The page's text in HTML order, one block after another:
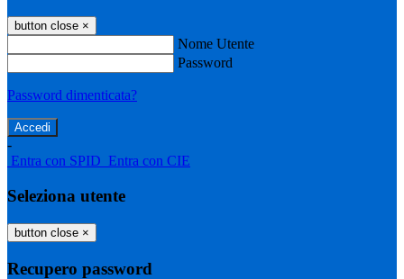
button close ×
Nome Utente
Password
Password dimenticata?
-
Entra con SPID Entra con CIE
Seleziona utente
button close ×
Recupero password